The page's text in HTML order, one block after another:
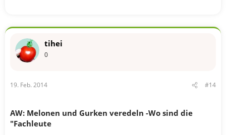
tihei
0
19. Feb. 2014 #14
AW: Melonen und Gurken veredeln -Wo sind die
"Fachleute